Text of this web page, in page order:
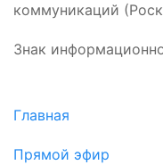
коммуникаций
Знак
Главная
Прямой эфир